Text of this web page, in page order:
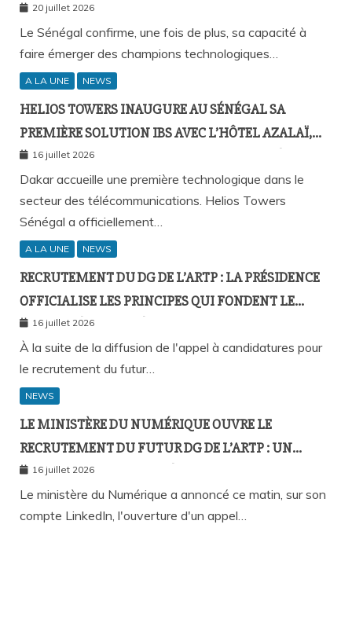
20 juillet 2026
Le Sénégal confirme, une fois de plus, sa capacité à
faire émerger des champions technologiques…
A LA UNE NEWS
HELIOS TOWERS INAUGURE AU SÉNÉGAL SA
PREMIÈRE SOLUTION IBS AVEC L’HÔTEL AZALAÏ,
NOUVEAU STANDARD DE LA CONNECTIVITÉ
MOBILE À L’INTÉRIEUR DES BÂTIMENTS
16 juillet 2026
Dakar accueille une première technologique dans le
secteur des télécommunications. Helios Towers
Sénégal a officiellement…
A LA UNE NEWS
RECRUTEMENT DU DG DE L’ARTP : LA PRÉSIDENCE
OFFICIALISE LES PRINCIPES QUI FONDENT LE
RECOURS À L’APPEL À CANDIDATURES
16 juillet 2026
À la suite de la diffusion de l'appel à candidatures pour
le recrutement du futur…
NEWS
LE MINISTÈRE DU NUMÉRIQUE OUVRE LE
RECRUTEMENT DU FUTUR DG DE L’ARTP : UN
PREMIER PAS VERS LA MÉRITOCRATIE
RÉPUBLICAINE ?
16 juillet 2026
Le ministère du Numérique a annoncé ce matin, sur son
compte LinkedIn, l'ouverture d'un appel…